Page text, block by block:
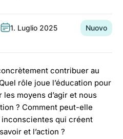
Data:
1. Luglio 2025
Categoria:
Nuovo
contribuer au
rôle joue l’éducation pour
moyens d’agir et nous
? Comment peut-elle
qui créent
et l’action ?